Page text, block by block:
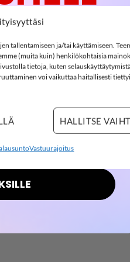
tallentamiseen ja/tai käyttämiseen.
(muita kuin) henkilökohtaisia
tietoja, kuten
voi vaikuttaa haitallisesti
HALLITSE
Vastuurajoitus
Pink Drink
Stitch-kuva ja raidat
SOFTSHELL15
12
minutes
09
seconds